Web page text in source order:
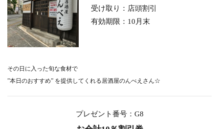
受け取り：店頭割引
有効期限：10月末
その日に入った旬な食材で
”本日のおすすめ” を提供してくれる居酒屋のんべえさん☆
プレゼント番号：G8